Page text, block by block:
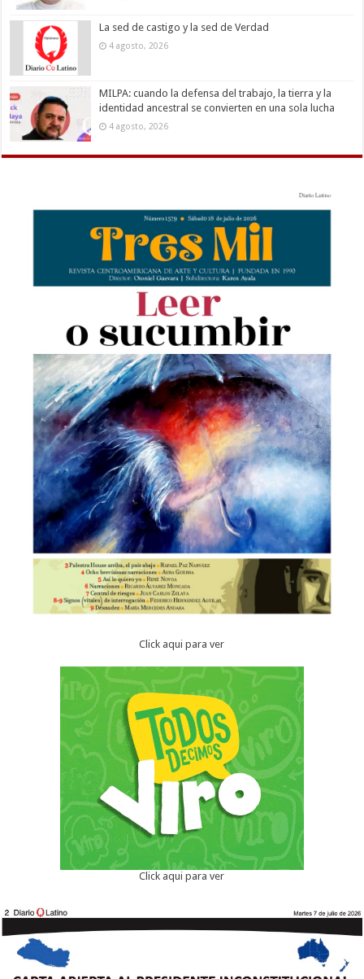
La sed de castigo y la sed de Verdad
4 agosto, 2026
MILPA: cuando la defensa del trabajo, la tierra y la
identidad ancestral se convierten en una sola lucha
4 agosto, 2026
Click aqui para ver
Click aqui para ver